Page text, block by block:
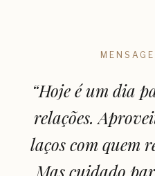
“Hoje é um dia
relações.
laços com quem
Mas cuidado